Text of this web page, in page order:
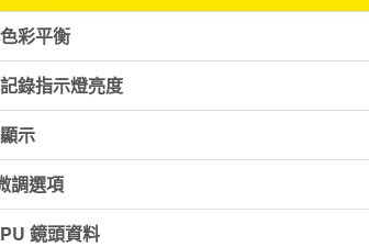
彩平衡
錄指示燈亮度
示
調選項
鏡頭資料